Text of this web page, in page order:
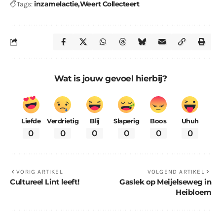
Tags:inzamelactieWeert Collecteert
Wat is jouw gevoel hierbij?
Liefde
0
Verdrietig
0
Blij
0
Slaperig
0
Boos
0
Uhuh
0
VORIG ARTIKEL
Cultureel Lint leeft!
VOLGEND ARTIKEL
Gaslek op Meijelseweg in
Heibloem